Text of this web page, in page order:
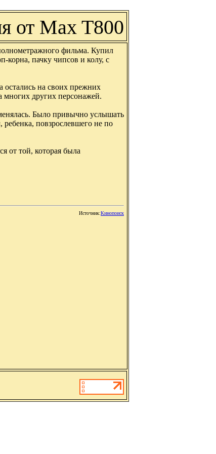
от Max T800
фильма. Купил
корна, пачку чипсов и колу, с
остались на своих прежних
других персонажей.
Было привычно услышать
повзрослевшего не по
от той, которая была
Источник:Кинопоиск